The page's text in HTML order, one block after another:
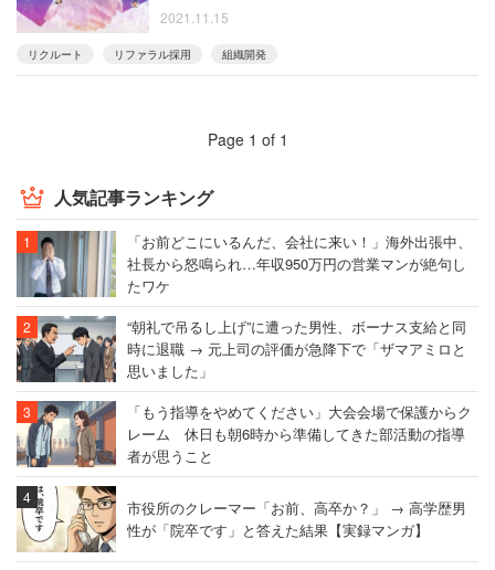
2021.11.15
リクルート リファラル採用 組織開発
Page 1 of 1
人気記事ランキング
「お前どこにいるんだ、会社に来い！」海外出張中、
社長から怒鳴られ…年収950万円の営業マンが絶句し
たワケ
“朝礼で吊るし上げ”に遭った男性、ボーナス支給と同
時に退職 → 元上司の評価が急降下で「ザマアミロと
思いました」
「もう指導をやめてください」大会会場で保護からク
レーム 休日も朝6時から準備してきた部活動の指導
者が思うこと
市役所のクレーマー「お前、高卒か？」 → 高学歴男
性が「院卒です」と答えた結果【実録マンガ】